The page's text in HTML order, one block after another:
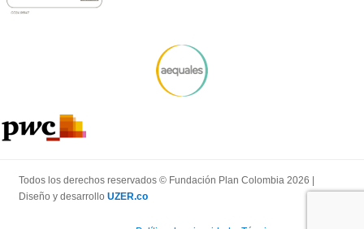
Todos los derechos reservados © Fundación Plan Colombia 2026 |
Diseño y desarrollo UZER.co